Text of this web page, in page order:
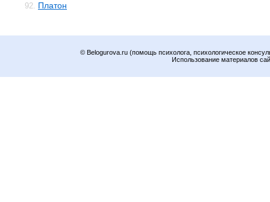
92. Платон
© Belogurova.ru (помощь психолога, психологическое
Использование материалов